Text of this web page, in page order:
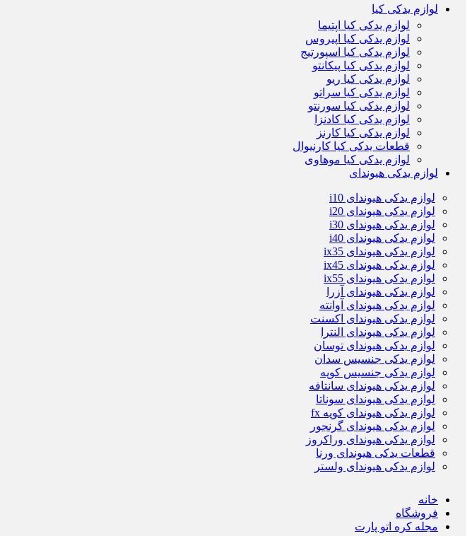
لوازم یدکی کیا
لوازم یدکی کیا اپتیما
لوازم یدکی کیا اپیروس
لوازم یدکی کیا اسپورتیج
لوازم یدکی کیا پیکانتو
لوازم یدکی کیا ریو
لوازم یدکی کیا سراتو
لوازم یدکی کیا سورنتو
لوازم یدکی کیا کادنزا
لوازم یدکی کیا کارنز
قطعات یدکی کیا کارنیوال
لوازم یدکی کیا موهاوی
لوازم یدکی هیوندای
لوازم یدکی هیوندای i10
لوازم یدکی هیوندای i20
لوازم یدکی هیوندای i30
لوازم یدکی هیوندای i40
لوازم یدکی هیوندای ix35
لوازم یدکی هیوندای ix45
لوازم یدکی هیوندای ix55
لوازم یدکی هیوندای آزرا
لوازم یدکی هیوندای آوانته
لوازم یدکی هیوندای اکسنت
لوازم یدکی هیوندای النترا
لوازم یدکی هیوندای توسان
لوازم یدکی جنسیس سدان
لوازم یدکی جنسیس کوپه
لوازم یدکی هیوندای سانتافه
لوازم یدکی هیوندای سوناتا
لوازم یدکی هیوندای کوپه fx
لوازم یدکی هیوندای گرنجور
لوازم یدکی هیوندای وراکروز
قطعات یدکی هیوندای ورنا
لوازم یدکی هیوندای ولستر
خانه
فروشگاه
مجله کره اتو پارت